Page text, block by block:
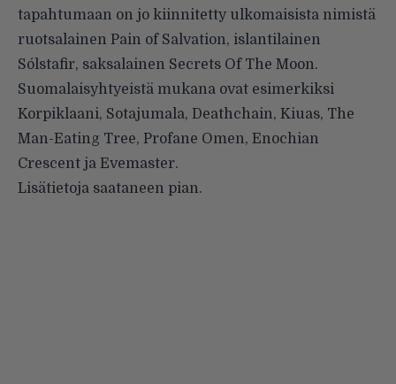
tapahtumaan on jo kiinnitetty ulkomaisista nimistä
ruotsalainen Pain of Salvation, islantilainen
Sólstafir, saksalainen Secrets Of The Moon.
Suomalaisyhtyeistä mukana ovat esimerkiksi
Korpiklaani, Sotajumala, Deathchain, Kiuas, The
Man-Eating Tree, Profane Omen, Enochian
Crescent ja Evemaster.
Lisätietoja saataneen pian.